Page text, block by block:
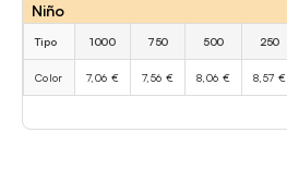
Niño
Tipo 1000 750 500 250
Color 7,06 € 7,56 € 8,06 € 8,57 €